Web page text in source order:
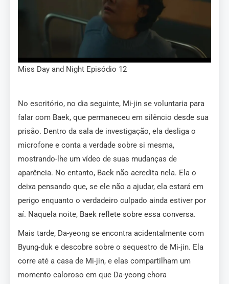
Miss Day and Night Episódio 12
No escritório, no dia seguinte, Mi-jin se voluntaria para
falar com Baek, que permaneceu em silêncio desde sua
prisão. Dentro da sala de investigação, ela desliga o
microfone e conta a verdade sobre si mesma,
mostrando-lhe um vídeo de suas mudanças de
aparência. No entanto, Baek não acredita nela. Ela o
deixa pensando que, se ele não a ajudar, ela estará em
perigo enquanto o verdadeiro culpado ainda estiver por
aí. Naquela noite, Baek reflete sobre essa conversa.
Mais tarde, Da-yeong se encontra acidentalmente com
Byung-duk e descobre sobre o sequestro de Mi-jin. Ela
corre até a casa de Mi-jin, e elas compartilham um
momento caloroso em que Da-yeong chora